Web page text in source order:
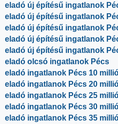
eladó új építésű ingatlanok
eladó új építésű ingatlanok
eladó új építésű ingatlanok
eladó új építésű ingatlanok
eladó új építésű ingatlanok
eladó olcsó ingatlanok Pécs
eladó ingatlanok Pécs 10
eladó ingatlanok Pécs 20
eladó ingatlanok Pécs 25
eladó ingatlanok Pécs 30
eladó ingatlanok Pécs 35